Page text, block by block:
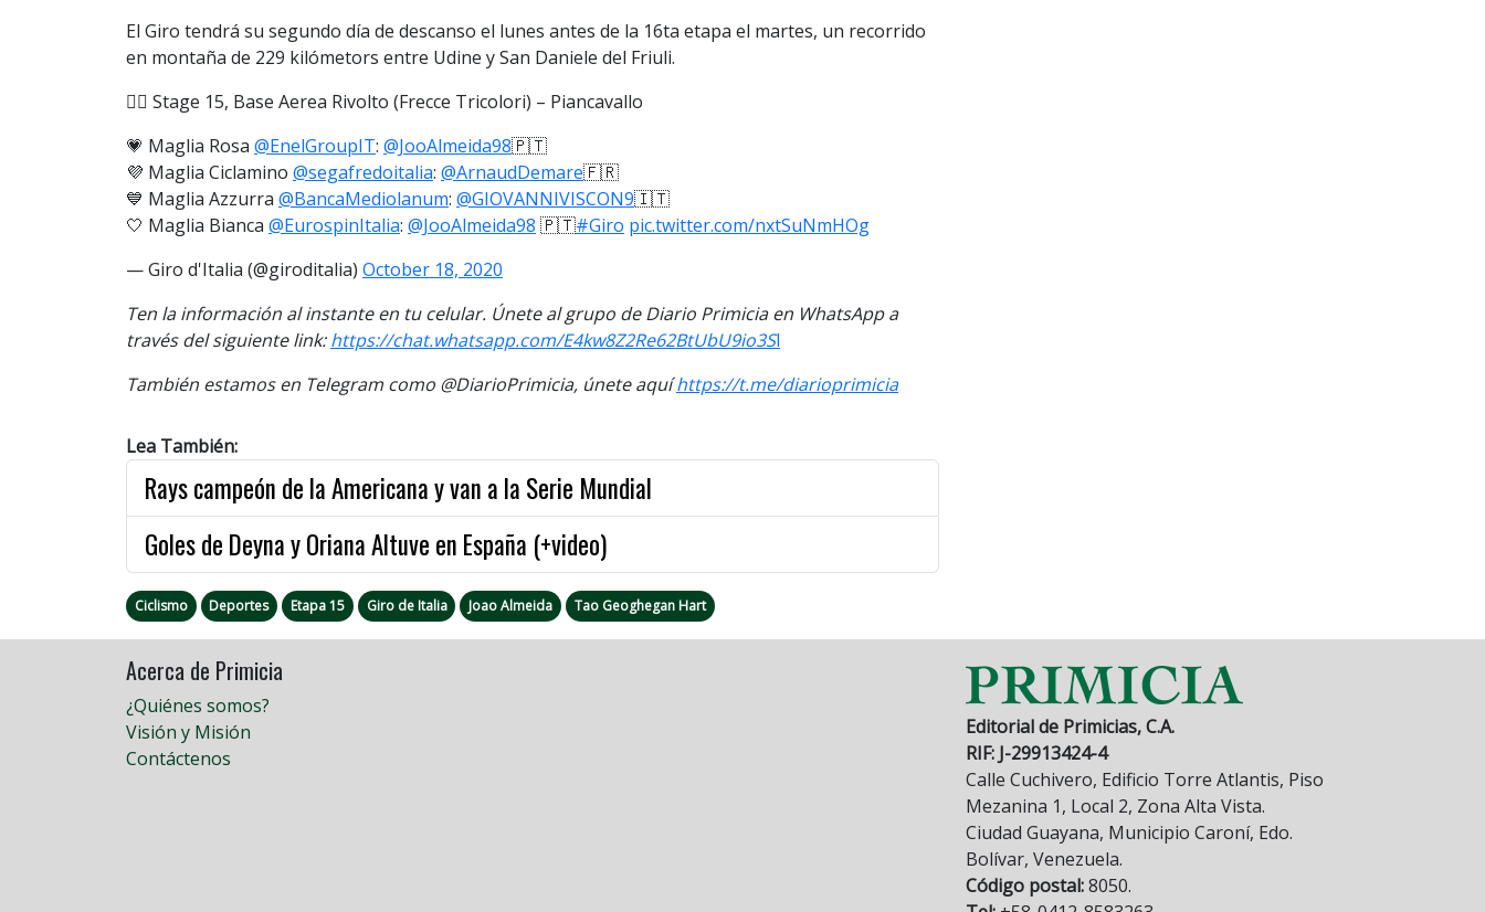
El Giro tendrá su segundo día de descanso el lunes antes de la 16ta etapa el martes, un recorrido
en montaña de 229 kilómetors entre Udine y San Daniele del Friuli.
🚴‍♂️ Stage 15, Base Aerea Rivolto (Frecce Tricolori) – Piancavallo
💗 Maglia Rosa @EnelGroupIT: @JooAlmeida98🇵🇹
💜 Maglia Ciclamino @segafredoitalia: @ArnaudDemare🇫🇷
💙 Maglia Azzurra @BancaMediolanum: @GIOVANNIVISCON9🇮🇹
🤍 Maglia Bianca @EurospinItalia: @JooAlmeida98 🇵🇹#Giro pic.twitter.com/nxtSuNmHOg
— Giro d'Italia (@giroditalia) October 18, 2020
Ten la información al instante en tu celular. Únete al grupo de Diario Primicia en WhatsApp a
través del siguiente link: https://chat.whatsapp.com/E4kw8Z2Re62BtUbU9io3Sl
También estamos en Telegram como @DiarioPrimicia, únete aquíhttps://t.me/diarioprimicia
Lea También:
Rays campeón de la Americana y van a la Serie Mundial
Goles de Deyna y Oriana Altuve en España (+video)
Ciclismo Deportes Etapa 15 Giro de Italia Joao Almeida Tao Geoghegan Hart
Acerca de Primicia
¿Quiénes somos?
Visión y Misión
Contáctenos
Editorial de Primicias, C.A.
RIF: J-29913424-4
Calle Cuchivero, Edificio Torre Atlantis, Piso
Mezanina 1, Local 2, Zona Alta Vista.
Ciudad Guayana, Municipio Caroní, Edo.
Bolívar, Venezuela.
Código postal:8050.